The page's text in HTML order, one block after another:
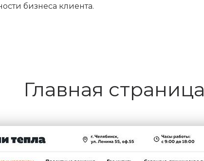
бизнеса клиента.
Главная страница